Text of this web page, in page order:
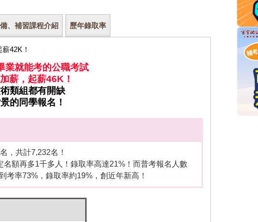
、補習課程介紹 歷年錄取率
業就能考的公職考試
薪，起薪46K！
類組都有開缺
的同學報名！
，共計7,232名！
額再多1千多人！錄取率高達21%！而普考報名人數
考率73%，錄取率約19%，創近年新高！